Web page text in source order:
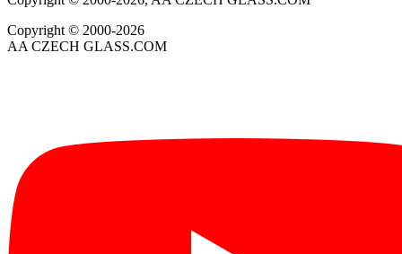
Copyright © 2000-2026
AA CZECH GLASS.COM